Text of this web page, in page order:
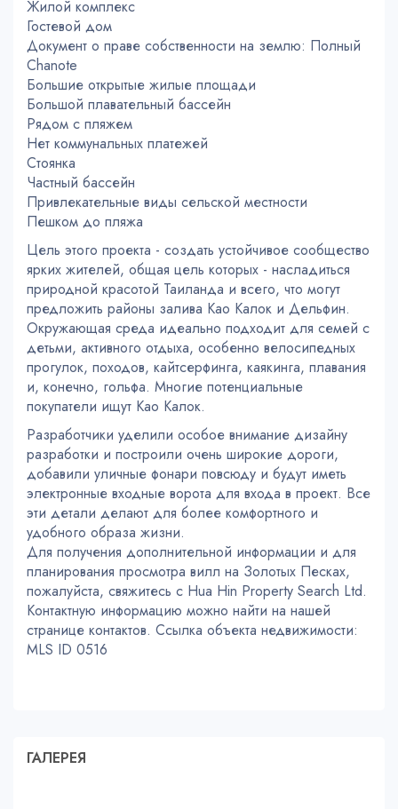
Жилой комплекс
Гостевой дом
Документ о праве собственности на землю: Полный
Chanote
Большие открытые жилые площади
Большой плавательный бассейн
Рядом с пляжем
Нет коммунальных платежей
Стоянка
Частный бассейн
Привлекательные виды сельской местности
Пешком до пляжа
Цель этого проекта - создать устойчивое сообщество
ярких жителей, общая цель которых - насладиться
природной красотой Таиланда и всего, что могут
предложить районы залива Као Калок и Дельфин.
Окружающая среда идеально подходит для семей с
детьми, активного отдыха, особенно велосипедных
прогулок, походов, кайтсерфинга, каякинга, плавания
и, конечно, гольфа. Многие потенциальные
покупатели ищут Као Калок.
Разработчики уделили особое внимание дизайну
разработки и построили очень широкие дороги,
добавили уличные фонари повсюду и будут иметь
электронные входные ворота для входа в проект. Все
эти детали делают для более комфортного и
удобного образа жизни.
Для получения дополнительной информации и для
планирования просмотра вилл на Золотых Песках,
пожалуйста, свяжитесь с Hua Hin Property Search Ltd.
Контактную информацию можно найти на нашей
странице контактов. Ссылка объекта недвижимости:
MLS ID 0516
ГАЛЕРЕЯ